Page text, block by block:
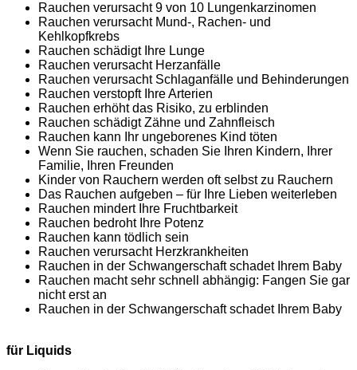
Rauchen verursacht 9 von 10 Lungenkarzinomen
Rauchen verursacht Mund-, Rachen- und
Kehlkopfkrebs
Rauchen schädigt Ihre Lunge
Rauchen verursacht Herzanfälle
Rauchen verursacht Schlaganfälle und Behinderungen
Rauchen verstopft Ihre Arterien
Rauchen erhöht das Risiko, zu erblinden
Rauchen schädigt Zähne und Zahnfleisch
Rauchen kann Ihr ungeborenes Kind töten
Wenn Sie rauchen, schaden Sie Ihren Kindern, Ihrer
Familie, Ihren Freunden
Kinder von Rauchern werden oft selbst zu Rauchern
Das Rauchen aufgeben – für Ihre Lieben weiterleben
Rauchen mindert Ihre Fruchtbarkeit
Rauchen bedroht Ihre Potenz
Rauchen kann tödlich sein
Rauchen verursacht Herzkrankheiten
Rauchen in der Schwangerschaft schadet Ihrem Baby
Rauchen macht sehr schnell abhängig: Fangen Sie gar
nicht erst an
Rauchen in der Schwangerschaft schadet Ihrem Baby
für Liquids